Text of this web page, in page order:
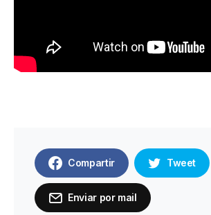
Compartir Tweet
Enviar por mail